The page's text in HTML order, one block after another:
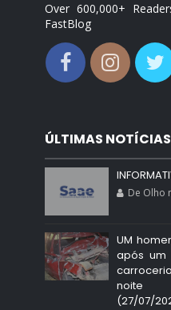
Over 600,000+
FastBlog
ÚLTIMAS NOTÍCIAS
De Olho
UM
após um
noite
(27/07/